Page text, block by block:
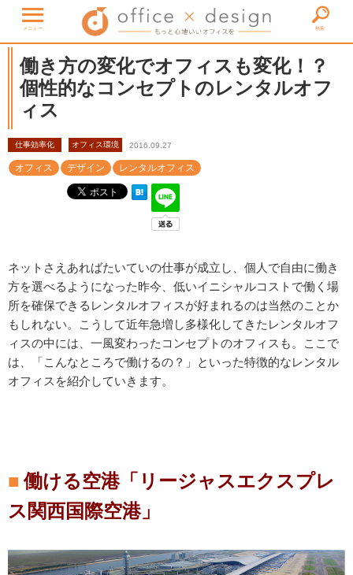
メニュー 検索
働き方の変化でオフィスも変化！？
個性的なコンセプトのレンタルオフ
ィス
仕事効率化 オフィス環境 2016.09.27
オフィス デザイン レンタルオフィス
ネットさえあればたいていの仕事が成立し、個人で自由に働き
方を選べるようになった昨今、低いイニシャルコストで働く場
所を確保できるレンタルオフィスが好まれるのは当然のことか
もしれない。こうして近年急増し多様化してきたレンタルオフ
ィスの中には、一風変わったコンセプトのオフィスも。ここで
は、「こんなところで働けるの？」といった特徴的なレンタル
オフィスを紹介していきます。
働ける空港「リージャスエクスプレ
ス関西国際空港」